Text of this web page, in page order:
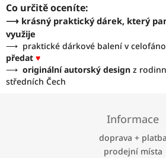
Co určitě oceníte:
⟶ krásný praktický dárek, který
využije
⟶ praktické dárkové balení v
předat ♥
⟶ originální autorský design z
středních Čech
Informace
doprava + platba
prodejní místa